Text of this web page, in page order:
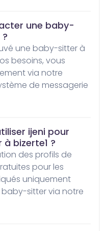
une baby-
besoins, vous
via notre
de messagerie
ijeni pour
bizerte1 ?
pour les
uniquement
sitter via notre